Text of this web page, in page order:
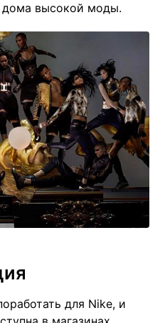
дома высокой моды.
для Nike, и